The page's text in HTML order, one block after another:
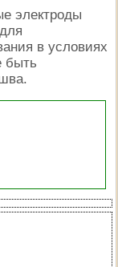
электроды
в условиях
быть